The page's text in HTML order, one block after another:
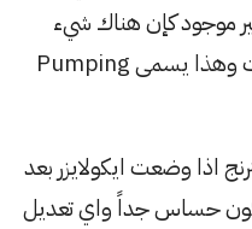
موجود كإن هناك شيء
يقفز (يصعد وينزل) بداخل الصوت وهذا يسمى Pumping
اذا وضعت ايكولايزر بعد
يكون حساس جداً واي تعديل